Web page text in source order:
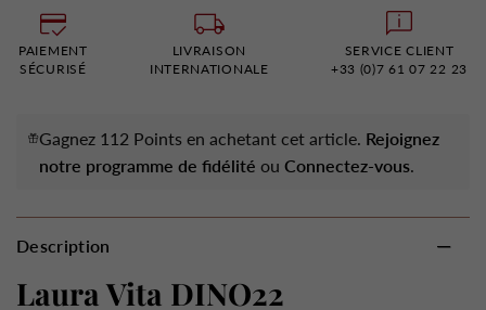
PAIEMENT
SÉCURISÉ
LIVRAISON
INTERNATIONALE
SERVICE CLIENT
+33 (0)7 61 07 22 23
Gagnez 112 Points en achetant cet article. Rejoignez
notre programme de fidélité ou Connectez-vous.
Description
Laura Vita DINO22